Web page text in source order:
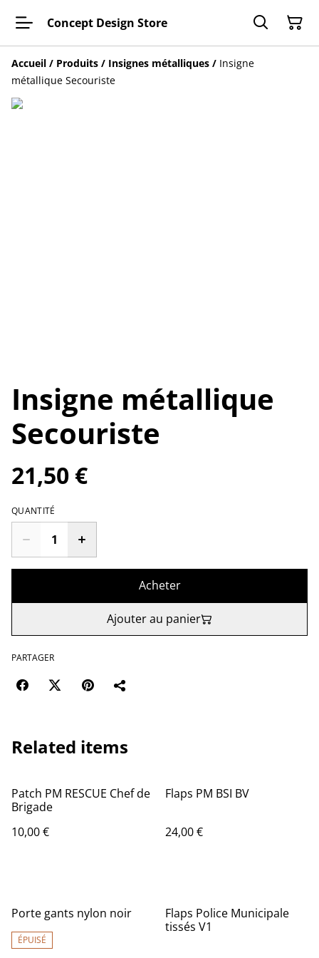
Concept Design Store
Accueil / Produits / Insignes métalliques / Insigne
métallique Secouriste
Insigne métallique
Secouriste
21,50 €
QUANTITÉ
Acheter
Ajouter au panier
PARTAGER
Related items
Patch PM RESCUE Chef de
Brigade
10,00 €
Flaps PM BSI BV
24,00 €
Porte gants nylon noir
ÉPUISÉ
Flaps Police Municipale
tissés V1